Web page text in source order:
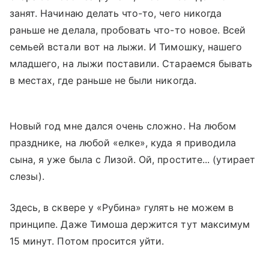
занят. Начинаю делать что-то, чего никогда
раньше не делала, пробовать что-то новое. Всей
семьей встали вот на лыжи. И Тимошку, нашего
младшего, на лыжи поставили. Стараемся бывать
в местах, где раньше не были никогда.
Новый год мне дался очень сложно. На любом
празднике, на любой «елке», куда я приводила
сына, я уже была с Лизой. Ой, простите... (утирает
слезы).
Здесь, в сквере у «Рубина» гулять не можем в
принципе. Даже Тимоша держится тут максимум
15 минут. Потом просится уйти.